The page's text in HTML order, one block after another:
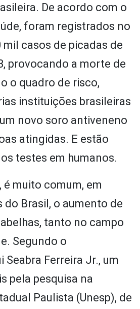
De acordo com o
foram registrados no
mil casos de picadas de
provocando a morte de
o quadro de risco,
instituições brasileiras
novo soro antiveneno
atingidas. E estão
testes em humanos.
é muito comum, em
do Brasil, o aumento de
tanto no campo
Segundo o
Ferreira Jr., um
pela pesquisa na
Paulista (Unesp), de